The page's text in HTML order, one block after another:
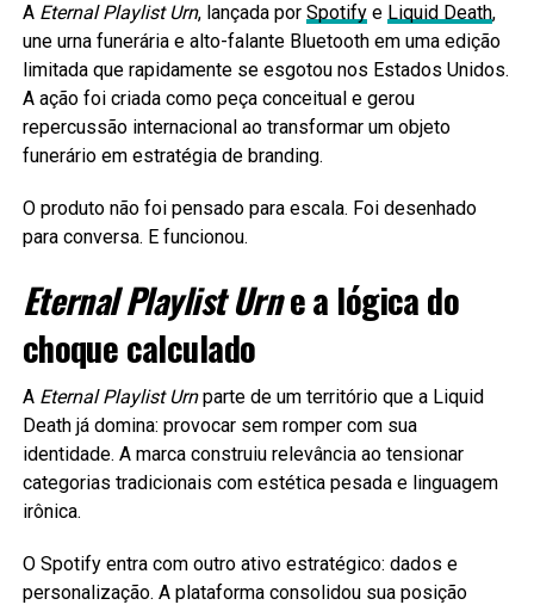
A Eternal Playlist Urn, lançada por Spotifye Liquid Death,
une urna funerária e alto-falante Bluetooth em uma edição
limitada que rapidamente se esgotou nos Estados Unidos.
A ação foi criada como peça conceitual e gerou
repercussão internacional ao transformar um objeto
funerário em estratégia de branding.
O produto não foi pensado para escala. Foi desenhado
para conversa. E funcionou.
Eternal Playlist Urne a lógica do
choque calculado
A Eternal Playlist Urnparte de um território que a Liquid
Death já domina: provocar sem romper com sua
identidade. A marca construiu relevância ao tensionar
categorias tradicionais com estética pesada e linguagem
irônica.
O Spotify entra com outro ativo estratégico: dados e
personalização. A plataforma consolidou sua posição